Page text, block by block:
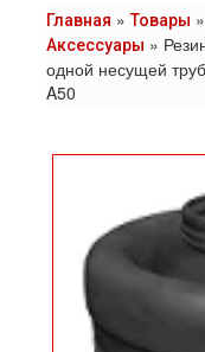
Главная »Товары »
Аксессуары »
одной несущей
A50